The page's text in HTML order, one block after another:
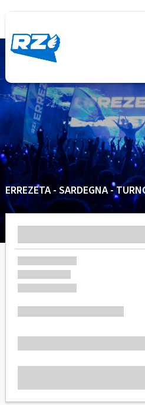
ERREZETA - SARDEGNA -